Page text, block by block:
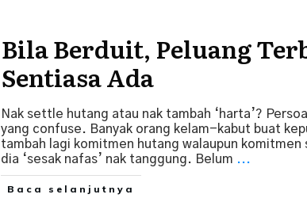
Bila Berduit, Peluang
Sentiasa Ada
Nak ​settle hutang atau nak tambah ‘harta’?
yang confuse. ​​Banyak orang kelam-kabut buat
tambah lagi komitmen hutang walaupun ​komitmen
dia ‘sesak nafas’ nak tanggung. ​Belum ...
Baca selanjutnya